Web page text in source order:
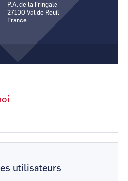
P.A. de la Fringale
27100 Val de Reuil
France
utilisateurs